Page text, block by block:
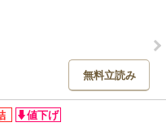
無料立読み